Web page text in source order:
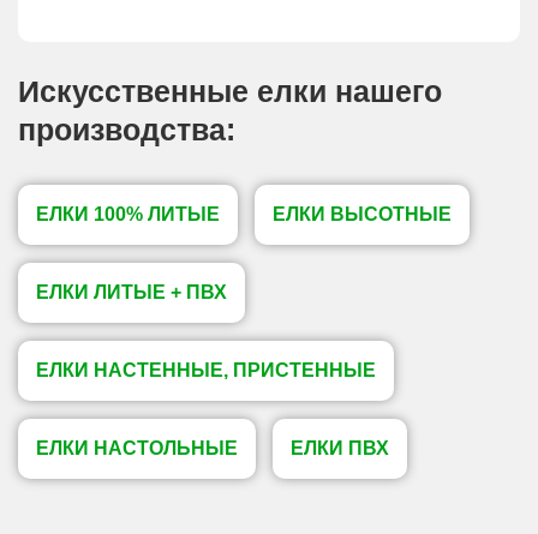
Искусственные елки нашего
производства:
ЕЛКИ 100% ЛИТЫЕ ЕЛКИ ВЫСОТНЫЕ
ЕЛКИ ЛИТЫЕ + ПВХ
ЕЛКИ НАСТЕННЫЕ, ПРИСТЕННЫЕ
ЕЛКИ НАСТОЛЬНЫЕ ЕЛКИ ПВХ